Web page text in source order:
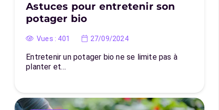
Astuces pour entretenir son
potager bio
Vues : 401 27/09/2024
Entretenir un potager bio ne se limite pas à
planter et…